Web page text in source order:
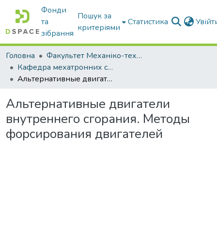
Фонди
та
зібрання
Пошук за
критеріями
Статистика
Головна
Факультет Механіко-технологічний
Кафедра мехатронних систем тракторів та сільскогосподарських машин
Альтернативные двигатели внутреннего сгорания. Методы форсирования двигателей
Альтернативные двигатели
внутреннего сгорания. Методы
форсирования двигателей